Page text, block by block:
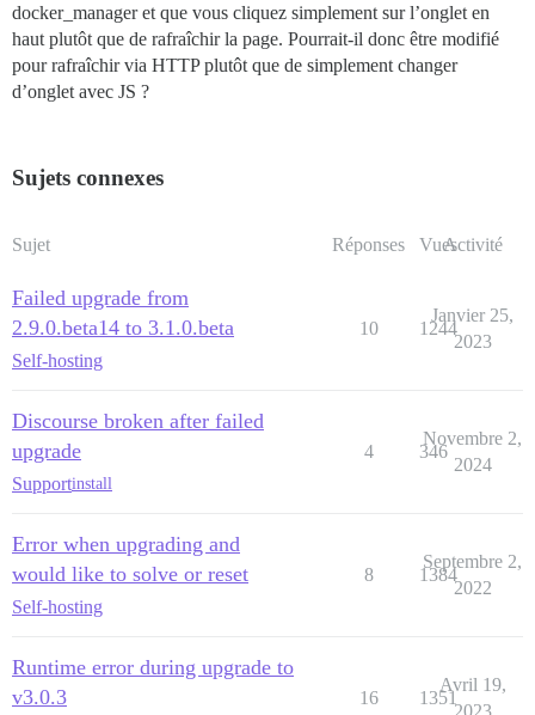
docker_manager et que vous cliquez simplement sur l’onglet en
haut plutôt que de rafraîchir la page. Pourrait-il donc être modifié
pour rafraîchir via HTTP plutôt que de simplement changer
d’onglet avec JS ?
Sujets connexes
Sujet Réponses VuesActivité
Failed upgrade from
2.9.0.beta14 to 3.1.0.beta
Self-hosting
10 1244
Janvier 25,
2023
Discourse broken after failed
upgrade
Supportinstall
4 346
Novembre 2,
2024
Error when upgrading and
would like to solve or reset
Self-hosting
8 1384
Septembre 2,
2022
Runtime error during upgrade to
v3.0.3
16 1351
Avril 19,
2023